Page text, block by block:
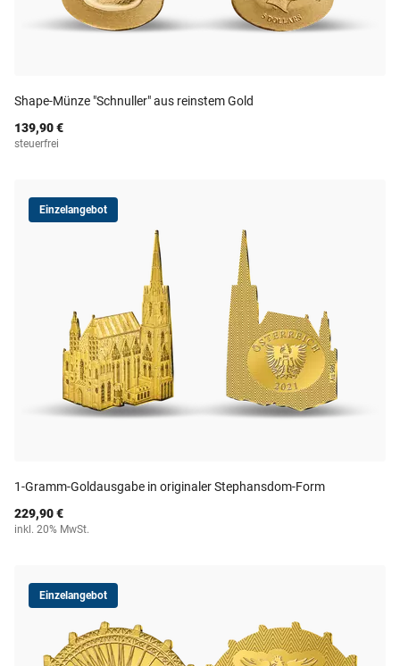
Shape-Münze "Schnuller" aus reinstem Gold
139,90 €
steuerfrei
Einzelangebot
1-Gramm-Goldausgabe in originaler Stephansdom-Form
229,90 €
inkl. 20% MwSt.
Einzelangebot